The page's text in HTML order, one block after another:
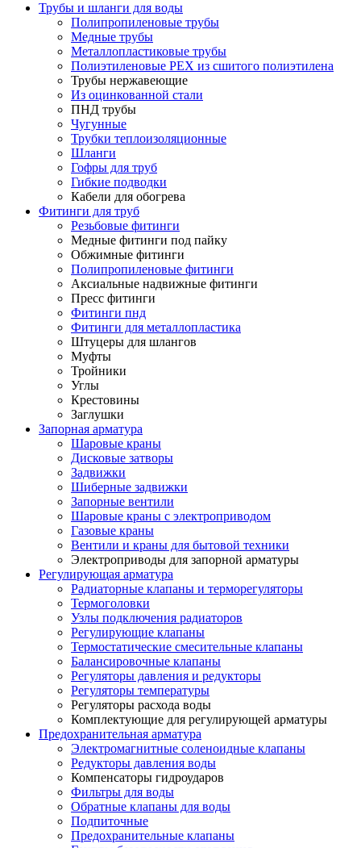
Трубы и шланги для воды
Полипропиленовые трубы
Медные трубы
Металлопластиковые трубы
Полиэтиленовые PEX из сшитого полиэтилена
Трубы нержавеющие
Из оцинкованной стали
ПНД трубы
Чугунные
Трубки теплоизоляционные
Шланги
Гофры для труб
Гибкие подводки
Кабели для обогрева
Фитинги для труб
Резьбовые фитинги
Медные фитинги под пайку
Обжимные фитинги
Полипропиленовые фитинги
Аксиальные надвижные фитинги
Пресс фитинги
Фитинги пнд
Фитинги для металлопластика
Штуцеры для шлангов
Муфты
Тройники
Углы
Крестовины
Заглушки
Запорная арматура
Шаровые краны
Дисковые затворы
Задвижки
Шиберные задвижки
Запорные вентили
Шаровые краны с электроприводом
Газовые краны
Вентили и краны для бытовой техники
Электроприводы для запорной арматуры
Регулирующая арматура
Радиаторные клапаны и терморегуляторы
Термоголовки
Узлы подключения радиаторов
Регулирующие клапаны
Термостатические смесительные клапаны
Балансировочные клапаны
Регуляторы давления и редукторы
Регуляторы температуры
Регуляторы расхода воды
Комплектующие для регулирующей арматуры
Предохранительная арматура
Электромагнитные соленоидные клапаны
Редукторы давления воды
Компенсаторы гидроударов
Фильтры для воды
Обратные клапаны для воды
Подпиточные
Предохранительные клапаны